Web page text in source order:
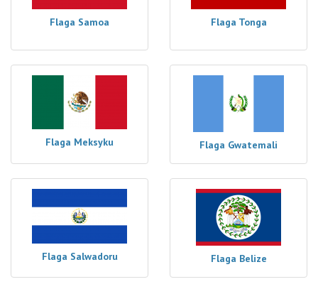
Flaga Samoa Flaga Tonga
Flaga Meksyku Flaga Gwatemali
Flaga Salwadoru Flaga Belize